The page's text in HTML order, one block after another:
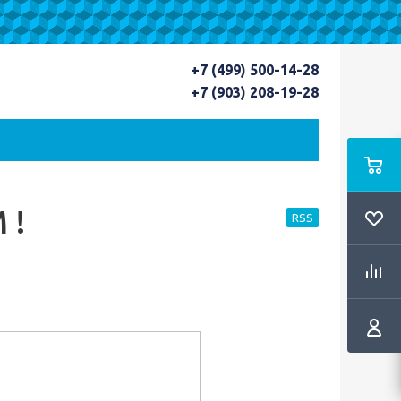
+7 (499) 500-14-28
+7 (903) 208-19-28
! RSS